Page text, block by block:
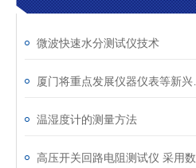
微波快速水分测试仪技术
温湿度计的测量方法